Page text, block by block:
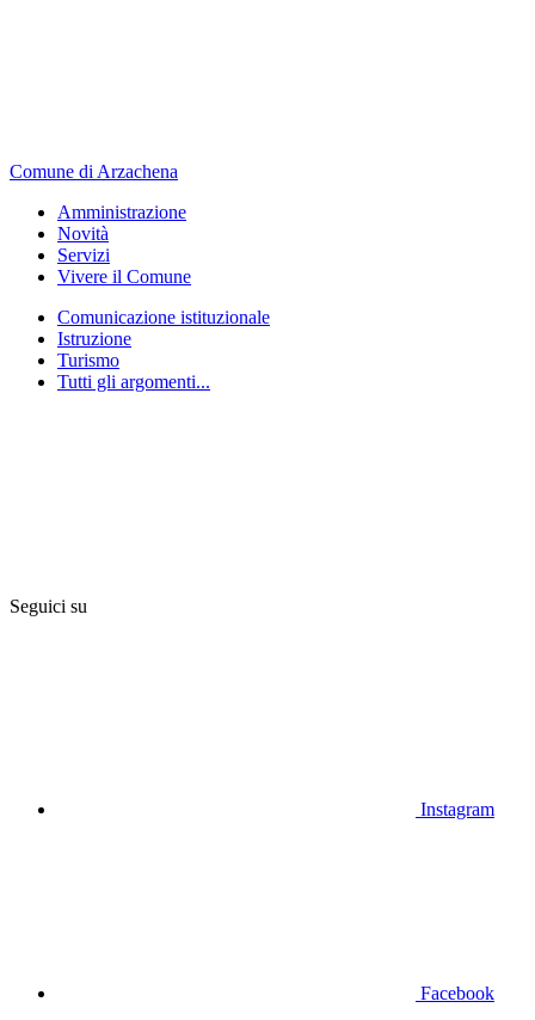
Comune di Arzachena
Amministrazione
Novità
Servizi
Vivere il Comune
Comunicazione istituzionale
Istruzione
Turismo
Tutti gli argomenti...
Seguici su
Instagram
Facebook